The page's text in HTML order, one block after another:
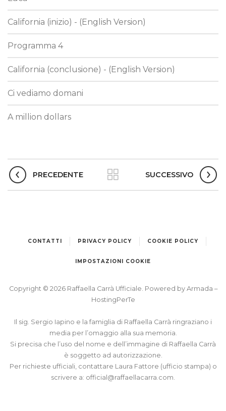
California (inizio) - (English Version)
Programma 4
California (conclusione) - (English Version)
Ci vediamo domani
A million dollars
PRECEDENTE SUCCESSIVO
CONTATTI PRIVACY POLICY COOKIE POLICY
IMPOSTAZIONI COOKIE
Copyright © 2026 Raffaella Carrà Ufficiale. Powered by Armada –
HostingPerTe
Il sig. Sergio Iapino e la famiglia di Raffaella Carrà ringraziano i
media per l’omaggio alla sua memoria.
Si precisa che l’uso del nome e dell’immagine di Raffaella Carrà
è soggetto ad autorizzazione.
Per richieste ufficiali, contattare Laura Fattore (ufficio stampa) o
scrivere a: official@raffaellacarra.com.